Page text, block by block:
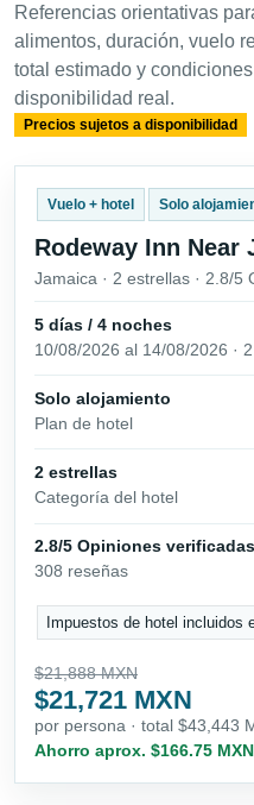
Referencias orientativas
alimentos, duración, vuelo
total estimado y
disponibilidad real.
Precios sujetos a disponibilidad
Vuelo + hotel Solo
Rodeway Inn Near
Jamaica · 2 estrellas · 2.8/5
5 días / 4 noches
10/08/2026 al 14/08/2026 ·
Solo alojamiento
Plan de hotel
2 estrellas
Categoría del hotel
2.8/5 Opiniones verificadas
308 reseñas
Impuestos de hotel incluidos
$21,888 MXN
$21,721 MXN
por persona · total $43,443
Ahorro aprox. $166.75 MXN